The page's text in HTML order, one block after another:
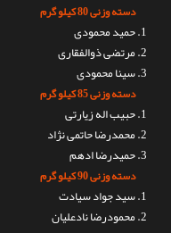
دسته وزنی 80 کیلو گرم
حمید محمودی
مرتضی ذوالفقاری
سینا محمودی
دسته وزنی 85 کیلو گرم
حبیب اله زیارتی
محمدرضا حاتمی نژاد
حمیدرضا ادهم
دسته وزنی 90 کیلو گرم
سید جواد سیادت
محمودرضا نادعلیان